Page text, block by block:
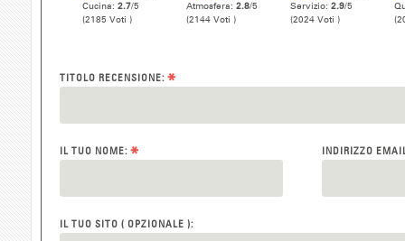
Cucina: 2.7/5
(2185 Voti )
Atmosfera: 2.8/5
(2144 Voti )
Servizio: 2.9/5
(2024 Voti )
TITOLO RECENSIONE: *
IL TUO NOME: * INDIRIZZO
IL TUO SITO ( OPZIONALE ):